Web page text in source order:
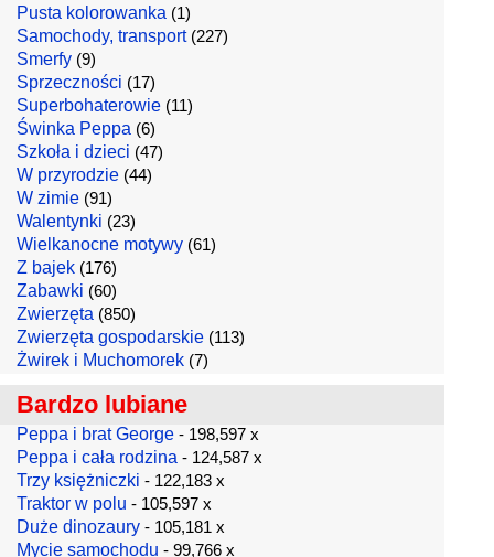
Pusta kolorowanka (1)
Samochody, transport(227)
Smerfy (9)
Sprzeczności (17)
Superbohaterowie (11)
Świnka Peppa (6)
Szkoła i dzieci (47)
W przyrodzie (44)
W zimie (91)
Walentynki (23)
Wielkanocne motywy (61)
Z bajek (176)
Zabawki (60)
Zwierzęta (850)
Zwierzęta gospodarskie (113)
Żwirek i Muchomorek (7)
Bardzo lubiane
Peppa i brat George - 198,597 x
Peppa i cała rodzina - 124,587 x
Trzy księżniczki - 122,183 x
Traktor w polu - 105,597 x
Duże dinozaury - 105,181 x
Mycie samochodu - 99,766 x